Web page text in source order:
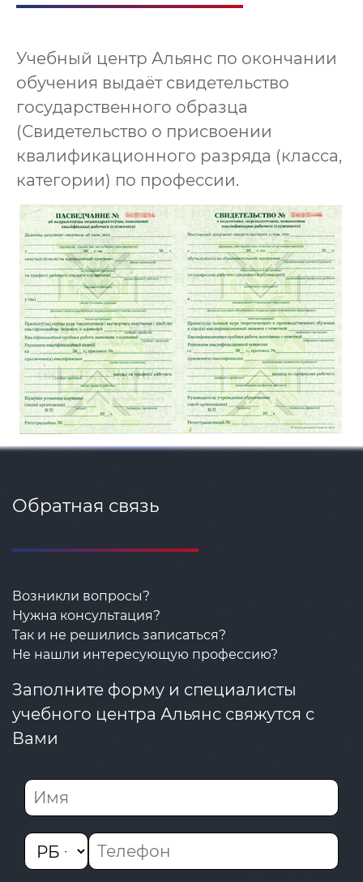
Учебный центр Альянс по окончании
обучения выдаёт свидетельство
государственного образца
(Свидетельство о присвоении
квалификационного разряда (класса,
категории) по профессии.
Обратная связь
Возникли вопросы?
Нужна консультация?
Так и не решились записаться?
Не нашли интересующую профессию?
Заполните форму и специалисты
учебного центра Альянс свяжутся с
Вами